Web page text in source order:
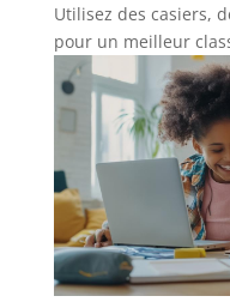
Utilisez des casiers,
pour un meilleur